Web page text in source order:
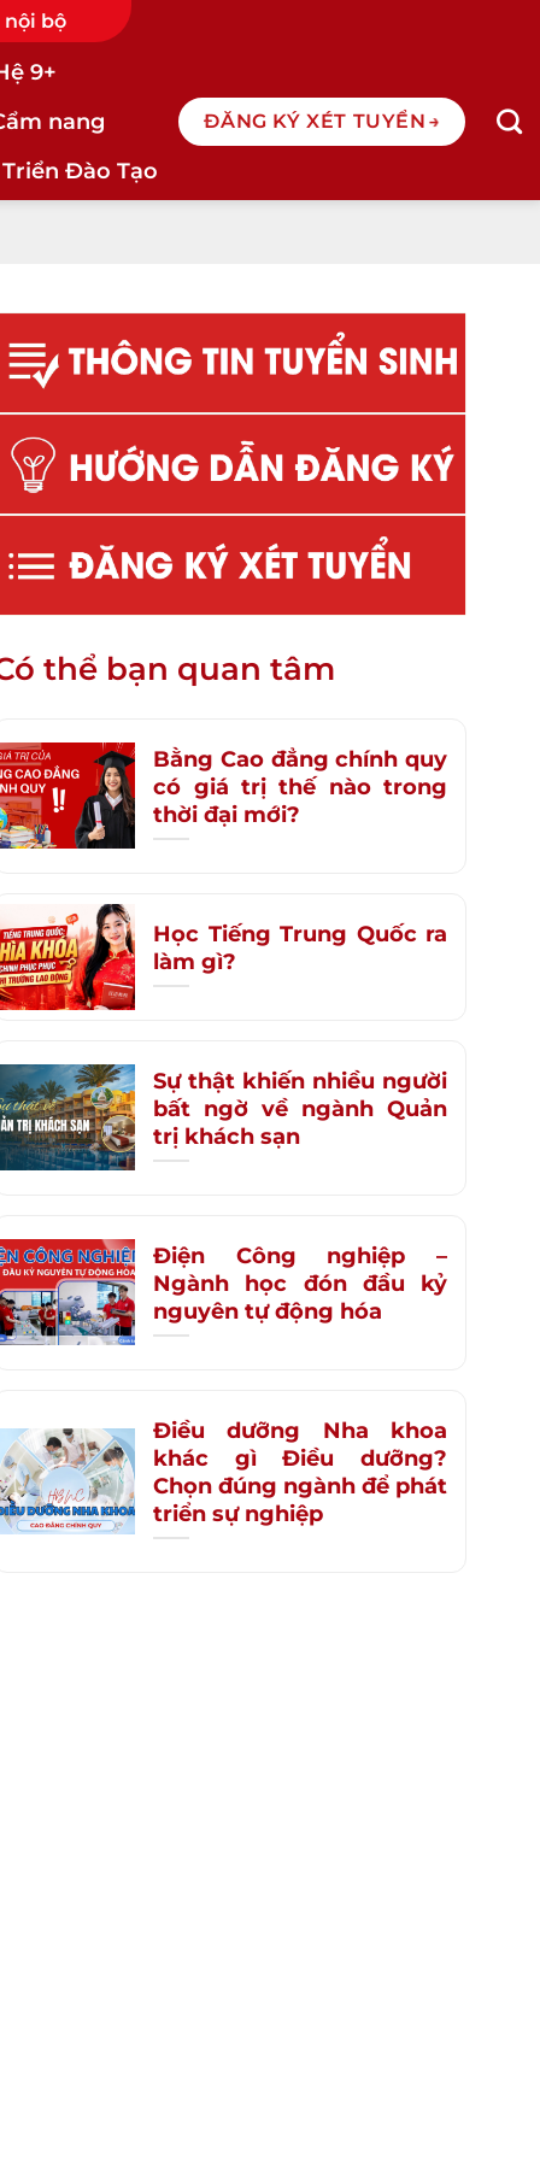
bộ
9+
nang
Đào Tạo
ĐĂNG KÝ XÉT TUYỂN
thể bạn quan tâm
Bằng Cao đẳng chính quy
có giá trị thế nào trong
thời đại mới?
Học Tiếng Trung Quốc ra
làm gì?
Sự thật khiến nhiều người
bất ngờ về ngành Quản
trị khách sạn
Điện Công nghiệp –
Ngành học đón đầu kỷ
nguyên tự động hóa
Điều dưỡng Nha khoa
khác gì Điều dưỡng?
Chọn đúng ngành để phát
triển sự nghiệp